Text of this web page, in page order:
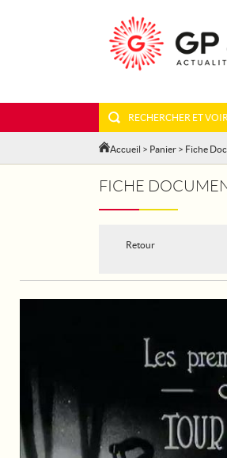
RECHERCHER ET VOIR
Accueil > Panier > Fiche
FICHE
Retour